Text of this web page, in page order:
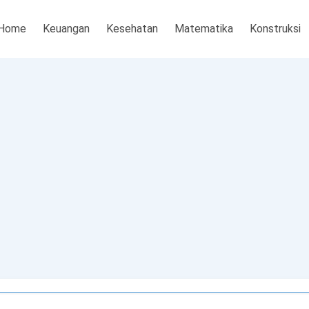
Keuangan Kesehatan Matematika Konstruksi